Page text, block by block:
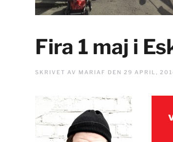
Fira 1 maj i
SKRIVET AV MARIAF DEN 29 APRIL,